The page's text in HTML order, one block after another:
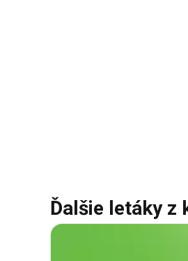
Ďalšie letáky z